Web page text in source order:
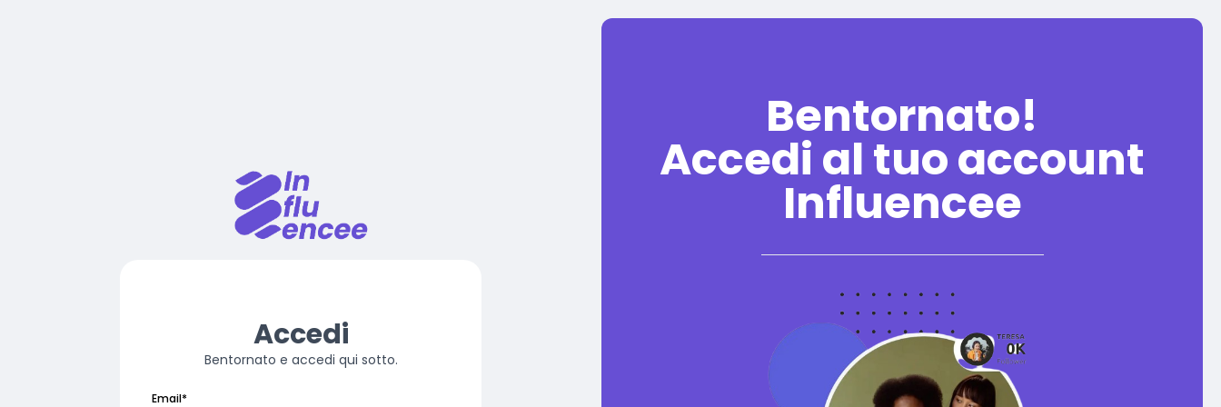
Accedi
Bentornato e accedi qui sotto.
Email*
Bentornato!
Accedi al tuo account
Influencee